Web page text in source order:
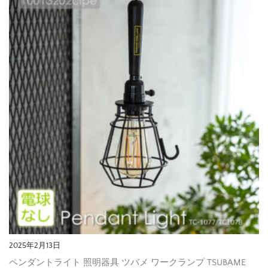
2025年2月13日
ペンダントライト 照明器具 ツバメ ワークランプ TSUBAME